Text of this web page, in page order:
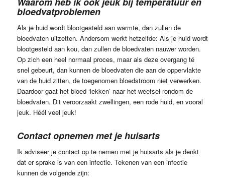
bloedvatproblemen
Als je huid wordt blootgesteld aan warmte, dan zullen de
bloedvaten uitzetten. Andersom werkt hetzelfde: Als je huid wordt
blootgesteld aan kou, dan zullen de bloedvaten nauwer worden.
Op zich een heel normaal proces, maar als deze overgang té
snel gebeurt, dan kunnen de bloedvaten die aan de oppervlakte
van de huid zitten, de toegenomen bloedstroom niet verwerken.
Daardoor gaat het bloed ‘lekken’ naar het weefsel rondom de
bloedvaten. Dit veroorzaakt zwellingen, een rode huid, en vooral
jeuk. Héél veel jeuk!
Contact opnemen met je huisarts
Ik adviseer je contact op te nemen met je huisarts als je denkt
dat er sprake is van een infectie. Tekenen van een infectie
kunnen de volgende zijn: